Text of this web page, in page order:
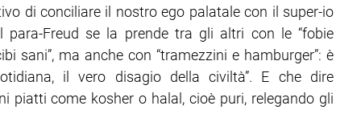
di conciliare il nostro ego palatale con il super-io
Freud se la prende tra gli altri con le “fobie
sani”, ma anche con “tramezzini e hamburger”: è
il vero disagio della civiltà”. E che dire
piatti come kosher o halal, cioè puri, relegando gli